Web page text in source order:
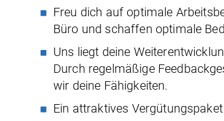
Freu dich auf optimale
Büro und schaffen optimale
Uns liegt deine
Durch regelmäßige
wir deine Fähigkeiten.
Ein attraktives